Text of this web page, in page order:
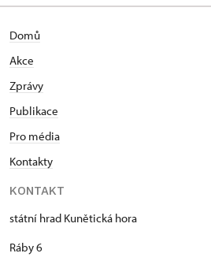
Domů
Akce
Zprávy
Publikace
Pro média
Kontakty
KONTAKT
státní hrad Kunětická hora
Ráby 6